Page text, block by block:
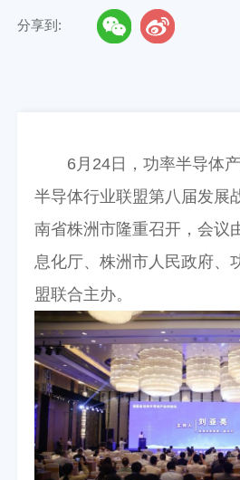
分享到:
6月24日，功率半导体产
半导体行业联盟第八届发展
南省株洲市隆重召开，会议
息化厅、株洲市人民政府、
盟联合主办。